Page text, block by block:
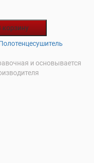
корзину
и основывается